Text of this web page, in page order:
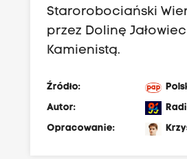
Starorobociański
przez Dolinę
Kamienistą.
Źródło:
Autor:
Opracowanie: